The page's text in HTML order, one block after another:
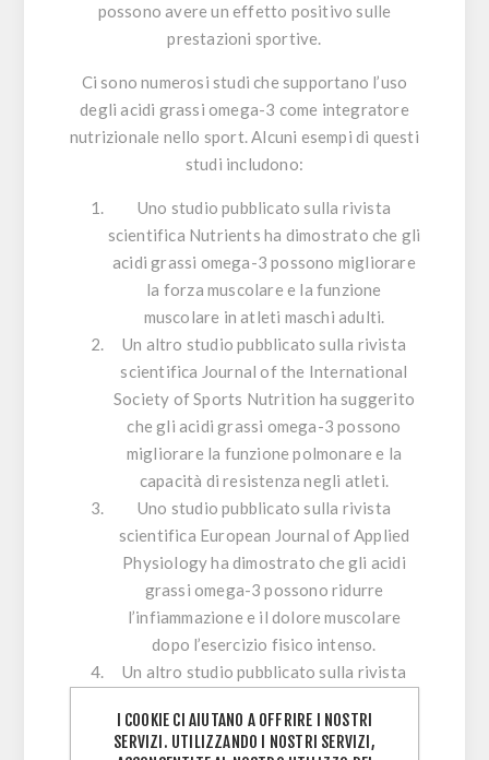
possono avere un effetto positivo sulle
prestazioni sportive.
Ci sono numerosi studi che supportano l’uso
degliacidi grassi omega-3 come integratore
nutrizionale nello sport. Alcuni esempi di questi
studi includono:
Uno studio pubblicato sulla rivista
scientifica Nutrients ha dimostrato che gli
acidi grassi omega-3 possono migliorare
la forza muscolare e la funzione
muscolare in atleti maschi adulti.
Un altro studio pubblicato sulla rivista
scientifica Journal of the International
Society of Sports Nutrition ha suggerito
che gli acidi grassi omega-3 possono
migliorare la funzione polmonare e la
capacità di resistenza negli atleti.
Uno studio pubblicato sulla rivista
scientifica European Journal of Applied
Physiologyha dimostrato che gli acidi
grassi omega-3 possono ridurre
l’infiammazione e il dolore muscolare
dopo l’esercizio fisico intenso.
Un altro studio pubblicato sulla rivista
che gli acidi grassi omega-3 possono
migliorare la funzione cardiaca e ridurre il
I COOKIE CI AIUTANO A OFFRIRE I NOSTRI
SERVIZI. UTILIZZANDO I NOSTRI SERVIZI,